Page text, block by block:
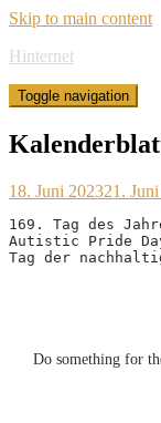
Skip to main content
Hinternet
Toggle navigation
18. Juni 202321.
169. Tag des
Autistic Pride
Tag der
Do something for